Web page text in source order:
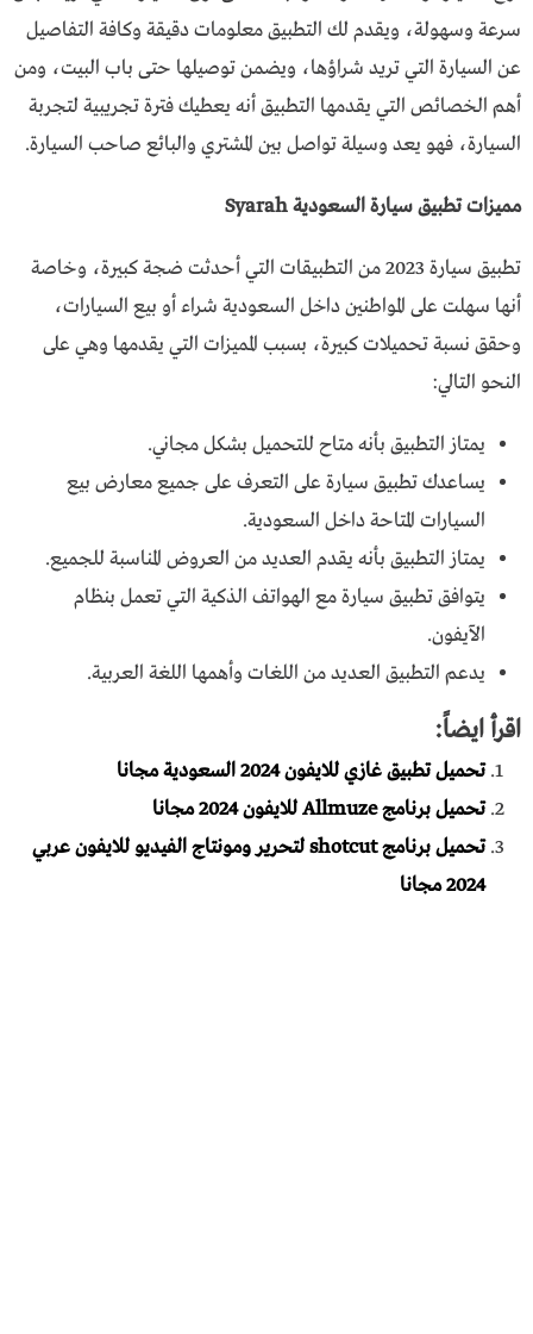
سرعة وسهولة، ويقدم لك التطبيق معلومات دقيقة وكافة التفاصيل
عن السيارة التي تريد شراؤها، ويضمن توصيلها حتى باب البيت، ومن
أهم الخصائص التي يقدمها التطبيق أنه يعطيك فترة تجريبية لتجربة
السيارة، فهو يعد وسيلة تواصل بين المشتري والبائع صاحب السيارة.
مميزات تطبيق سيارة السعودية Syarah
تطبيق سيارة 2023 من التطبيقات التي أحدثت ضجة كبيرة، وخاصة
أنها سهلت على المواطنين داخل السعودية شراء أو بيع السيارات،
وحقق نسبة تحميلات كبيرة، بسبب المميزات التي يقدمها وهي على
النحو التالي:
يمتاز التطبيق بأنه متاح للتحميل بشكل مجاني.
يساعدك تطبيق سيارة على التعرف على جميع معارض بيع
السيارات المتاحة داخل السعودية.
يمتاز التطبيق بأنه يقدم العديد من العروض المناسبة للجميع.
يتوافق تطبيق سيارة مع الهواتف الذكية التي تعمل بنظام
الآيفون.
يدعم التطبيق العديد من اللغات وأهمها اللغة العربية.
اقرأ ايضاً:
تحميل تطبيق غازي للايفون 2024 السعودية مجانا
تحميل برنامج Allmuze للايفون 2024 مجانا
تحميل برنامج shotcut لتحرير ومونتاج الفيديو للايفون عربي
2024 مجانا